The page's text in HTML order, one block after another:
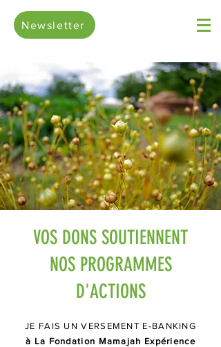
Newsletter
VOS DONS SOUTIENNENT
NOS PROGRAMMES
D'ACTIONS
JE FAIS UN VERSEMENT E-BANKING
à La Fondation Mamajah Expérience